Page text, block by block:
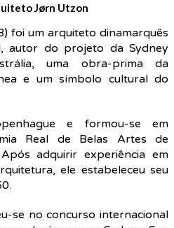
Jørn Utzon
foi um arquiteto dinamarquês
autor do projeto da Sydney
uma obra-prima da
e um símbolo cultural do
e formou-se em
Real de Belas Artes de
adquirir experiência em
ele estabeleceu seu
se no concurso internacional